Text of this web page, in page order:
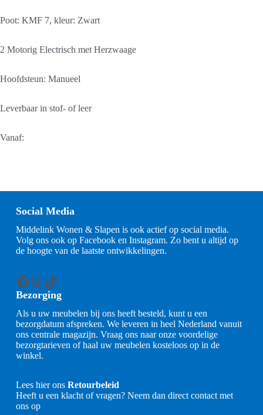
Poot: KMF 7, kleur: Zwart
2 Motorig Electrisch met Herzwaage
Hoofdsteun: Manueel
Leverbaar in stof- of leer
Vanaf:
Social Media
Middelink Wonen & Slapen is ook actief op social media.
Volg ons ook op Facebook en Instagram. Zo bent u altijd op
de hoogte van de laatste ontwikkelingen.
Facebook
Instagram
TikTok
Bezorging
Als u uw meubelen bij ons heeft besteld, kunt u een
bezorgdatum afspreken. We leveren in heel Nederland vanuit
ons centrale magazijn. Vraag ons naar onze voordelige
bezorgtarieven of haal uw meubelen kosteloos op in de
winkel.
Lees hier ons Retourbeleid
Heeft u een klacht of vragen? Neem dan direct contact met
ons op